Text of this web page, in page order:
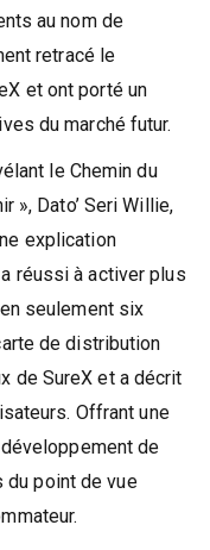
au nom de
retracé le
et ont porté un
du marché futur.
le Chemin du
», Dato’ Seri Willie,
explication
réussi à activer plus
seulement six
de distribution
de SureX et a décrit
Offrant une
de
du point de vue